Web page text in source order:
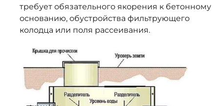
требует обязательного якорения к бетонному
основанию, обустройства фильтрующего
колодца или поля рассеивания.